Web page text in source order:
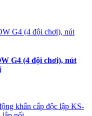
G4 (4 đội chơi), nút